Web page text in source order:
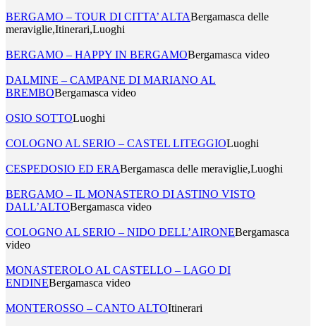
BERGAMO – TOUR DI CITTA’ ALTABergamasca delle
meraviglie,Itinerari,Luoghi
BERGAMO – HAPPY IN BERGAMOBergamasca video
DALMINE – CAMPANE DI MARIANO AL
BREMBOBergamasca video
OSIO SOTTOLuoghi
COLOGNO AL SERIO – CASTEL LITEGGIOLuoghi
CESPEDOSIO ED ERABergamasca delle meraviglie,Luoghi
BERGAMO – IL MONASTERO DI ASTINO VISTO
DALL’ALTOBergamasca video
COLOGNO AL SERIO – NIDO DELL’AIRONEBergamasca
video
MONASTEROLO AL CASTELLO – LAGO DI
ENDINEBergamasca video
MONTEROSSO – CANTO ALTOItinerari